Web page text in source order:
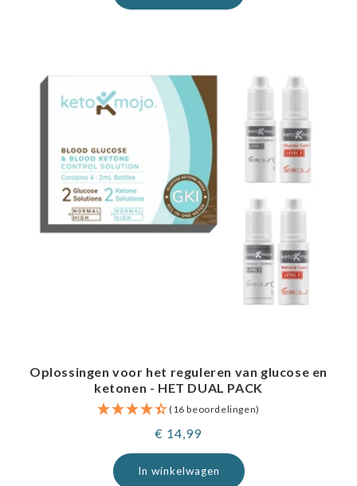
Oplossingen voor het reguleren van glucose en
ketonen - HET DUAL PACK
(16 beoordelingen)
Normale
prijs
€ 14,99
In winkelwagen